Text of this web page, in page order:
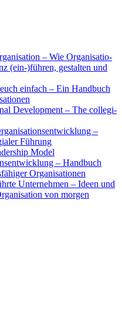
– Wie Orga­ni­sa­tio­
(ein-)führen, gestal­ten und
ein­fach – Ein Hand­buch
Deve­lo­p­ment – The col­le­gi­
–
Füh­rung
Model
– Hand­buch
Orga­ni­sa­tio­nen
Unter­neh­men – Ideen und
von mor­gen